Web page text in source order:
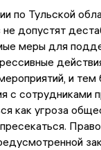
Тульской
допустят
меры для
и тем
с сотрудниками
как угроза